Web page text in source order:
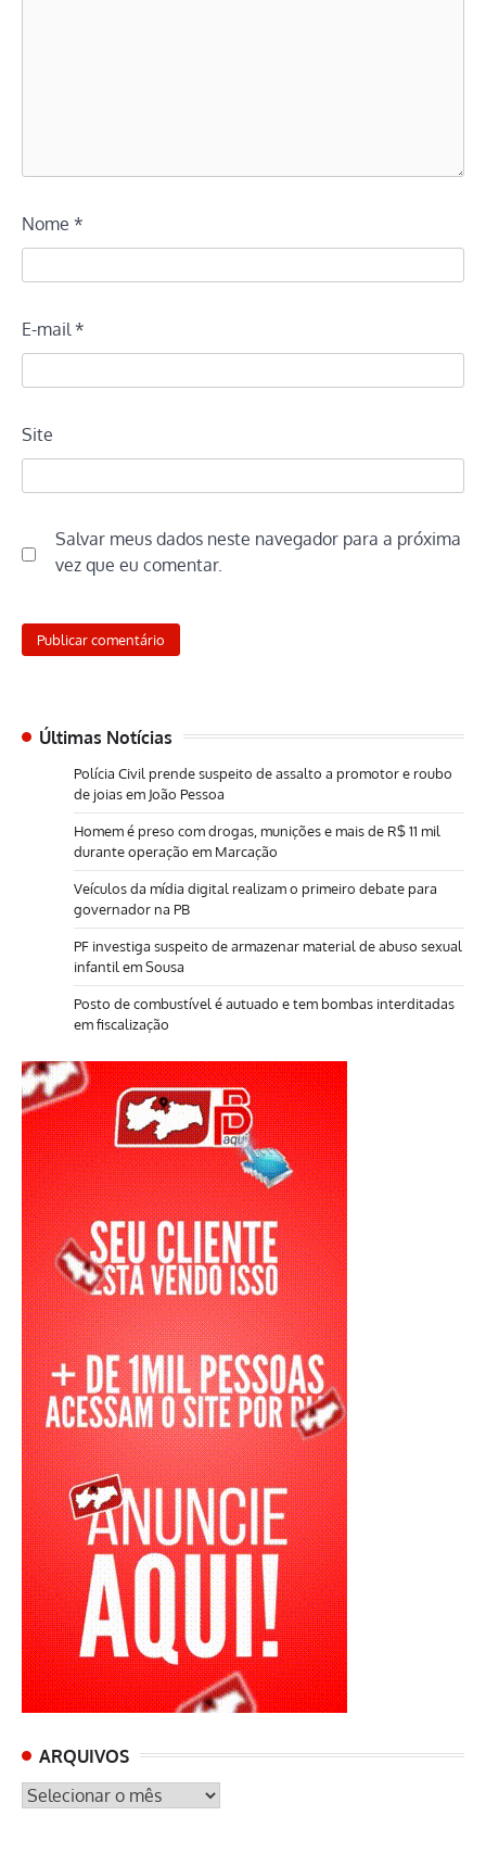
Nome *
E-mail*
Site
Salvar meus dados neste navegador para a próxima
vez que eu comentar.
Últimas Notícias
Polícia Civil prende suspeito de assalto a promotor e roubo
de joias em João Pessoa
Homem é preso com drogas, munições e mais de R$ 11 mil
durante operação em Marcação
Veículos da mídia digital realizam o primeiro debate para
governador na PB
PF investiga suspeito de armazenar material de abuso sexual
infantil em Sousa
Posto de combustível é autuado e tem bombas interditadas
em fiscalização
ARQUIVOS
ARQUIVOS